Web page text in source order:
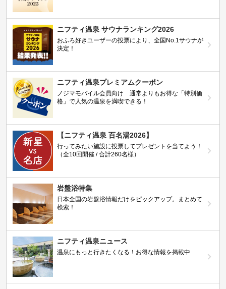
ニフティ温泉 サウナランキング2026
おふろ好きユーザーの投票により、全国No.1サウナが
決定！
ニフティ温泉プレミアムクーポン
ノジマモバイル会員向け 通常よりもお得な「特別価
格」で人気の温泉を満喫できる！
【ニフティ温泉 百名湯2026】
行ってみたい施設に投票してプレゼントを当てよう！
（全10回開催 / 合計260名様）
岩盤浴特集
日本全国の岩盤浴情報だけをピックアップ。まとめて
検索！
ニフティ温泉ニュース
温泉にもっと行きたくなる！お得な情報を掲載中